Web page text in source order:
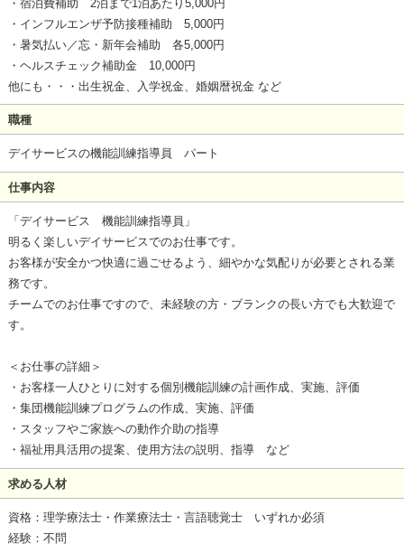
・宿泊費補助 2泊まで1泊あたり5,000円
・インフルエンザ予防接種補助 5,000円
・暑気払い／忘・新年会補助 各5,000円
・ヘルスチェック補助金 10,000円
他にも・・・出生祝金、入学祝金、婚姻暦祝金 など
職種
デイサービスの機能訓練指導員 パート
仕事内容
「デイサービス 機能訓練指導員」
明るく楽しいデイサービスでのお仕事です。
お客様が安全かつ快適に過ごせるよう、細やかな気配りが必要とされる業
務です。
チームでのお仕事ですので、未経験の方・ブランクの長い方でも大歓迎で
す。
＜お仕事の詳細＞
・お客様一人ひとりに対する個別機能訓練の計画作成、実施、評価
・集団機能訓練プログラムの作成、実施、評価
・スタッフやご家族への動作介助の指導
・福祉用具活用の提案、使用方法の説明、指導 など
求める人材
資格：理学療法士・作業療法士・言語聴覚士 いずれか必須
経験：不問